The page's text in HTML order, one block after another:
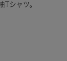
Tシャツ。